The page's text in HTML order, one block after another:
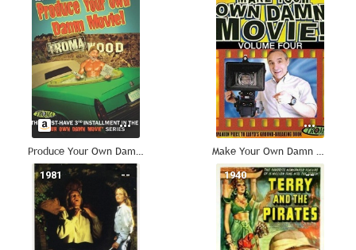
Produce Your Own Damn Movie! Make Your Own Damn Movie!
--
1981 --
1940